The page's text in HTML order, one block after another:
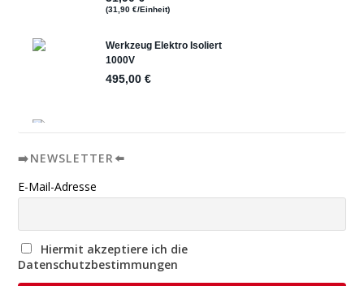
➡️NEWSLETTER⬅️
E-Mail-Adresse
Hiermit akzeptiere ich die
Datenschutzbestimmungen